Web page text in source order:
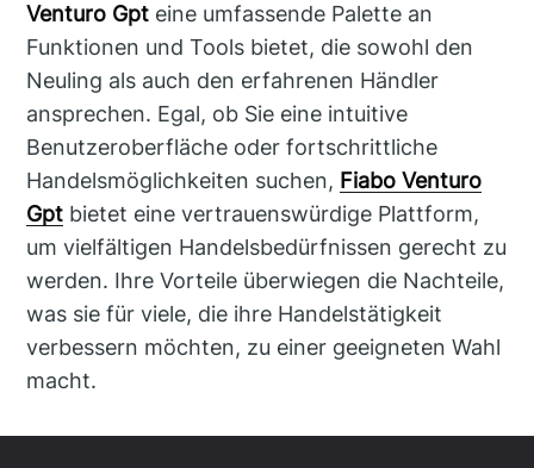
Venturo Gpt eine umfassende Palette an
Funktionen und Tools bietet, die sowohl den
Neuling als auch den erfahrenen Händler
ansprechen. Egal, ob Sie eine intuitive
Benutzeroberfläche oder fortschrittliche
Handelsmöglichkeiten suchen, Fiabo Venturo
Gpt bietet eine vertrauenswürdige Plattform,
um vielfältigen Handelsbedürfnissen gerecht zu
werden. Ihre Vorteile überwiegen die Nachteile,
was sie für viele, die ihre Handelstätigkeit
verbessern möchten, zu einer geeigneten Wahl
macht.